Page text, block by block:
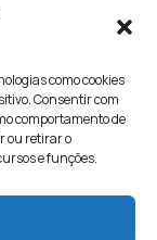
como cookies
Consentir com
comportamento de
ou retirar o
e funções.